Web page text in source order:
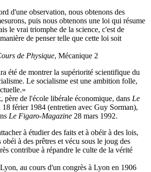
d'une observation, nous obtenons des
puis nous obtenons une loi qui résume
le vrai triomphe de la science, c'est de
de penser telle que cette loi soit
de Physique, Mécanique 2
été de montrer la supériorité scientifique du
Le socialisme est une ambition folle,
de l'école libérale économique, dans Le
18 férier 1984 (entretien avec Guy Sorman),
Le Figaro-Magazine 28 mars 1992.
à étudier des faits et à obéir à des lois,
à des prêtres et vécu sous le joug des
contribue à répandre le culte de la vérité
au cours d'un congrès à Lyon en 1906